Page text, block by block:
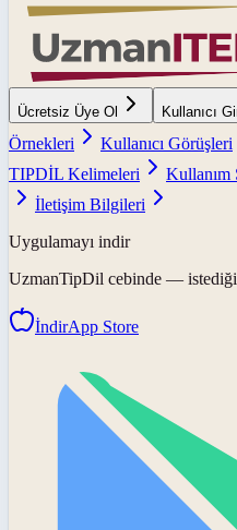
Ücretsiz Üye Ol Kullanıcı
Örnekleri
Kullanıcı Görüşleri
TIPDİL Kelimeleri
Kullanım
İletişim Bilgileri
Uygulamayı indir
UzmanTipDil cebinde —
İndirApp Store